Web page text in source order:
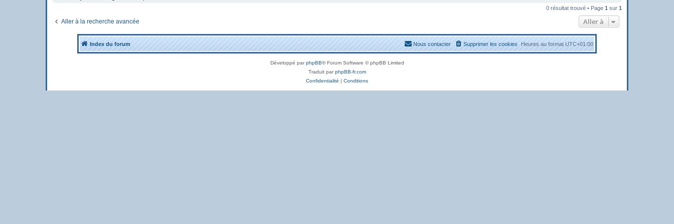
0 résultat trouvé • Page 1 sur 1
Aller à la recherche avancée Aller à
Index du forum Heures au formatUTC+01:00
Supprimer les cookies
Nous contacter
Développé parphpBB® Forum Software © phpBB Limited
Traduit parphpBB-fr.com
Confidentialité | Conditions